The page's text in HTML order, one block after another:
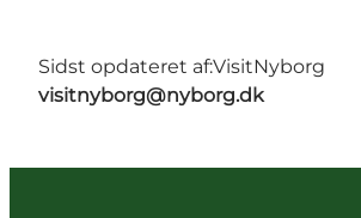
Sidst opdateret af:VisitNyborg
visitnyborg@nyborg.dk